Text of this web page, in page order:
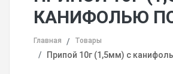
КАНИФОЛЬЮ
Главная Товары
Припой 10г (1,5мм) с